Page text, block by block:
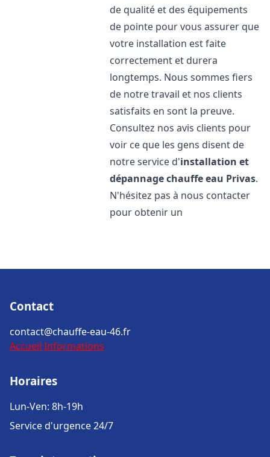
de qualité et des équipements
de pointe pour vous assurer que
votre installation est faite
correctement et durera
longtemps. Nous sommes fiers
de notre travail et nos clients
satisfaits en sont la preuve.
Consultez nos avis clients pour
voir ce que les gens disent de
notre service d'installation et
dépannage chauffe eau Privas.
N'hésitez pas à nous contacter
pour obtenir un
Contact
contact@chauffe-eau-46.fr
Accueil Informations
Horaires
Lun-Ven: 8h-19h
Service d'urgence 24/7